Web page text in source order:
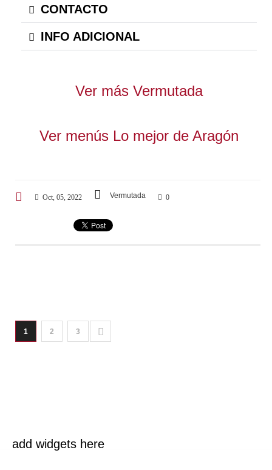
CONTACTO
INFO ADICIONAL
Ver más Vermutada
Ver menús Lo mejor de Aragón
Oct, 05, 2022 Vermutada 0
1 2 3
add widgets here